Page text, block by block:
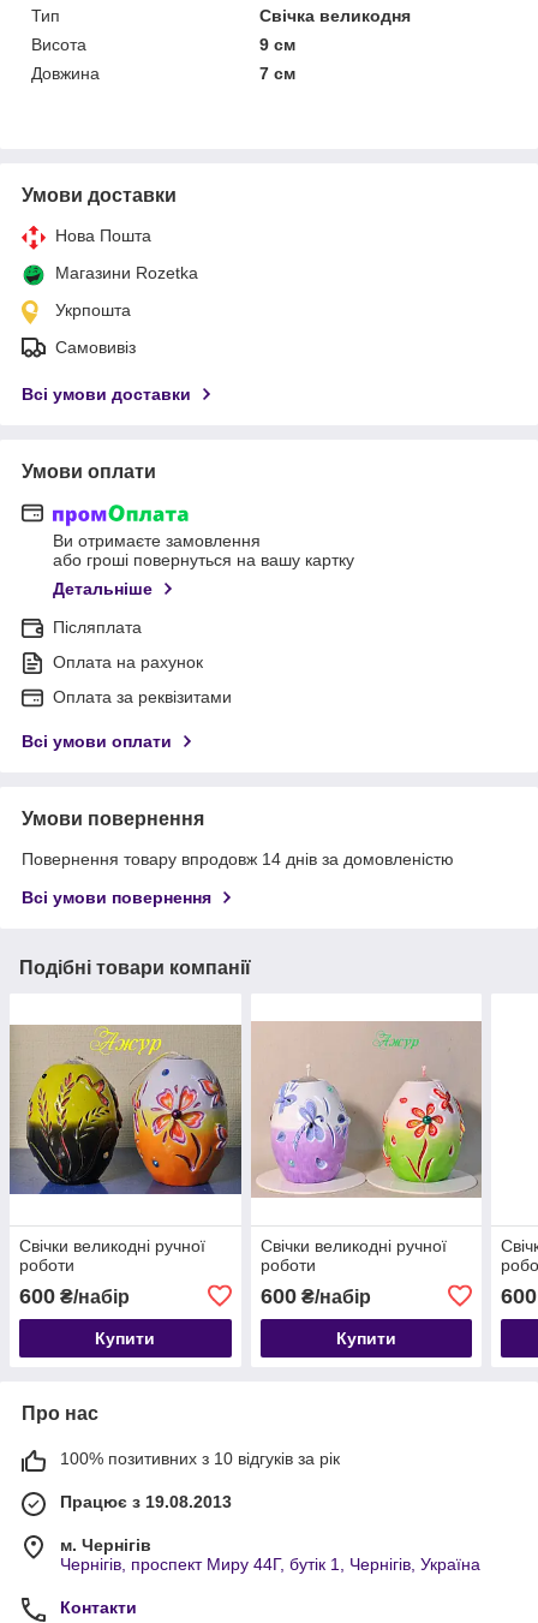
Тип
Свічка великодня
Висота
9 см
Довжина
7 см
Умови доставки
Нова Пошта
Магазини Rozetka
Укрпошта
Самовивіз
Всі умови доставки
Умови оплати
Ви отримаєте замовлення
або гроші повернуться на вашу картку
Детальніше
Післяплата
Оплата на рахунок
Оплата за реквізитами
Всі умови оплати
Умови повернення
Повернення товару впродовж 14 днів за домовленістю
Всі умови повернення
Подібні товари компанії
Свічки великодні ручної
роботи
600 ₴/набір
Купити
Свічки великодні ручної
роботи
600₴/набір
Купити
600
Про нас
100% позитивних з 10 відгуків за рік
Працює з 19.08.2013
м. Чернігів
Чернігів, проспект Миру 44Г, бутік 1, Чернігів, Україна
Контакти